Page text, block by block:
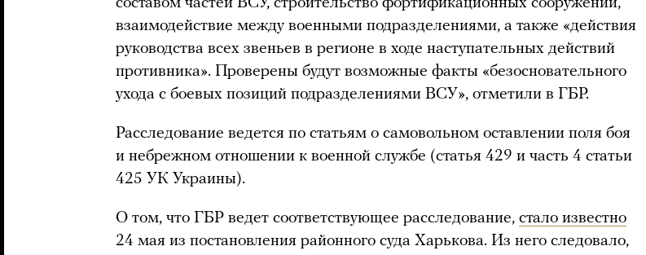
составом частей ВСУ, строительство фортификационных сооружений,
взаимодействие между военными подразделениями, а также «действия
руководства всех звеньев в регионе в ходе наступательных действий
противника». Проверены будут возможные факты «безосновательного
ухода с боевых позиций подразделениями ВСУ», отметили в ГБР.
Расследование ведется по статьям о самовольном оставлении поля боя
и небрежном отношении к военной службе (статья 429 и часть 4 статьи
425 УК Украины).
О том, что ГБР ведет соответствующее расследование, стало известно
24 мая из постановления районного суда Харькова. Из него следовало,